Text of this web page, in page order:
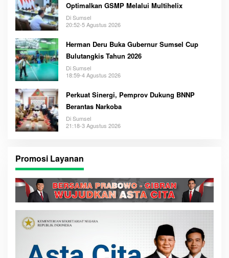
Optimalkan GSMP Melalui Multihelix
Di Sumsel
20:52-5 Agustus 2026
Herman Deru Buka Gubernur Sumsel Cup
Bulutangkis Tahun 2026
Di Sumsel
18:59-4 Agustus 2026
Perkuat Sinergi, Pemprov Dukung BNNP
Berantas Narkoba
Di Sumsel
21:18-3 Agustus 2026
Promosi Layanan